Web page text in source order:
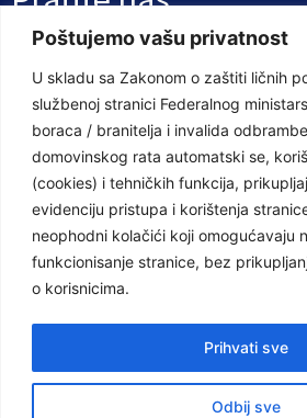
Poštujemo vašu privatnost
U skladu sa Zakonom o zaštiti ličnih
službenoj stranici Federalnog
boraca / branitelja i invalida
domovinskog rata automatski se,
(cookies) i tehničkih funkcija,
evidenciju pristupa i korištenja
neophodni kolačići koji omogućavaju
funkcionisanje stranice, bez
o korisnicima.
Odbij sve
Prihvati sve
Facebook Stranica
Youtube Kanal
Linkovi
Vlada Federacije Bosne i Hercegovine
Federalno ministarstvo finansija
Federalno ministarstvo rada i socijalne